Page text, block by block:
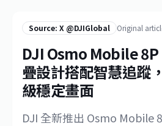
Source: X @DJIGlobal Original
DJI Osmo Mobile 8P
疊設計搭配智慧追蹤
級穩定畫面
DJI 全新推出 Osmo Mobile